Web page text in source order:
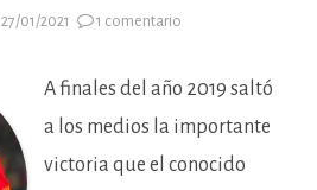
27/01/2021 1 comentario
A finales del año 2019 saltó
a los medios la importante
victoria que el conocido